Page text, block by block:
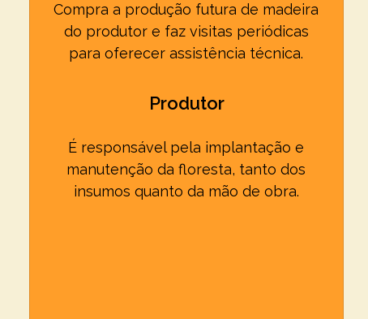
Compra a produção futura de madeira
do produtor e faz visitas periódicas
para oferecer assistência técnica.
Produtor
É responsável pela implantação e
manutenção da floresta, tanto dos
insumos quanto da mão de obra.